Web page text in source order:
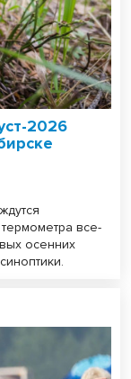
2026
все-
осенних